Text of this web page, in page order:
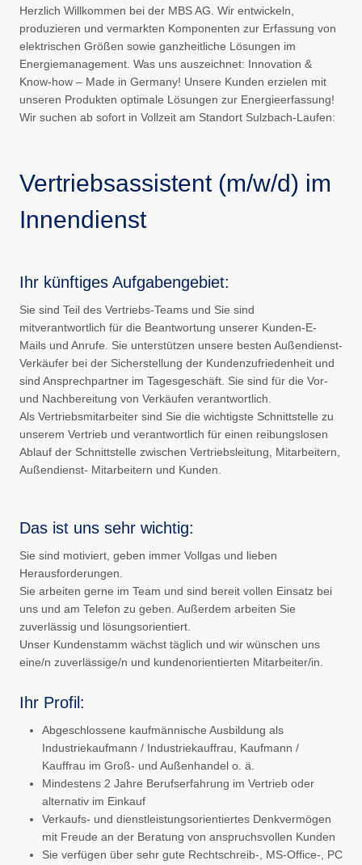
Herzlich Willkommen bei der MBS AG. Wir entwickeln,
produzieren und vermarkten Komponenten zur Erfassung von
elektrischen Größen sowie ganzheitliche Lösungen im
Energiemanagement. Was uns auszeichnet: Innovation &
Know-how – Made in Germany! Unsere Kunden erzielen mit
unseren Produkten optimale Lösungen zur Energieerfassung!
Wir suchen ab sofort in Vollzeit am Standort Sulzbach-Laufen:
Vertriebsassistent (m/w/d) im
Innendienst
Ihr künftiges Aufgabengebiet:
Sie sind Teil des Vertriebs-Teams und Sie sind
mitverantwortlich für die Beantwortung unserer Kunden-E-
Mails und Anrufe. Sie unterstützen unsere besten Außendienst-
Verkäufer bei der Sicherstellung der Kundenzufriedenheit und
sind Ansprechpartner im Tagesgeschäft. Sie sind für die Vor-
und Nachbereitung von Verkäufen verantwortlich.
Als Vertriebsmitarbeiter sind Sie die wichtigste Schnittstelle zu
unserem Vertrieb und verantwortlich für einen reibungslosen
Ablauf der Schnittstelle zwischen Vertriebsleitung, Mitarbeitern,
Außendienst- Mitarbeitern und Kunden.
Das ist uns sehr wichtig:
Sie sind motiviert, geben immer Vollgas und lieben
Herausforderungen.
Sie arbeiten gerne im Team und sind bereit vollen Einsatz bei
uns und am Telefon zu geben. Außerdem arbeiten Sie
zuverlässig und lösungsorientiert.
Unser Kundenstamm wächst täglich und wir wünschen uns
eine/n zuverlässige/n und kundenorientierten Mitarbeiter/in.
Ihr Profil:
Abgeschlossene kaufmännische Ausbildung als
Industriekaufmann / Industriekauffrau, Kaufmann /
Kauffrau im Groß- und Außenhandel o. ä.
Mindestens 2 Jahre Berufserfahrung im Vertrieb oder
alternativ im Einkauf
Verkaufs- und dienstleistungsorientiertes Denkvermögen
mit Freude an der Beratung von anspruchsvollen Kunden
Sie verfügen über sehr gute Rechtschreib-, MS-Office-, PC